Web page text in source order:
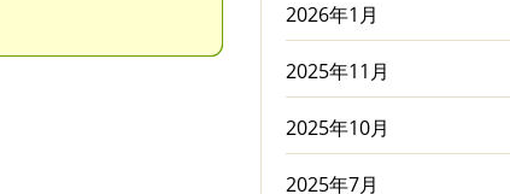
2026年1月
2025年11月
2025年10月
2025年7月